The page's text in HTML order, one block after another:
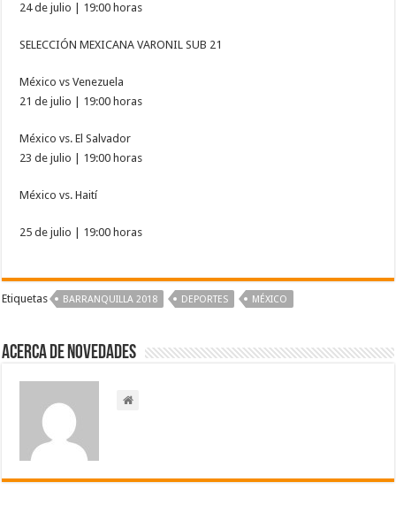
24 de julio | 19:00 horas
SELECCIÓN MEXICANA VARONIL SUB 21
México vs Venezuela
21 de julio | 19:00 horas
México vs. El Salvador
23 de julio | 19:00 horas
México vs. Haití
25 de julio | 19:00 horas
Etiquetas BARRANQUILLA 2018 DEPORTES MÉXICO
Acerca de NOVEDADES